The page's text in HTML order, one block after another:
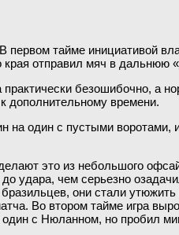
тайме инициативой
отправил мяч в дальнюю
безошибочно, а
дополнительному времени.
один с пустыми воротами,
это из небольшого
удара, чем серьезно
они стали
Во втором тайме игра
с Нюланном, но пробил